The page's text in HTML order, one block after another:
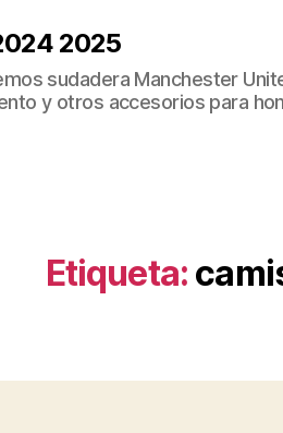
2025
sudadera Manchester
y otros accesorios para
Etiqueta: